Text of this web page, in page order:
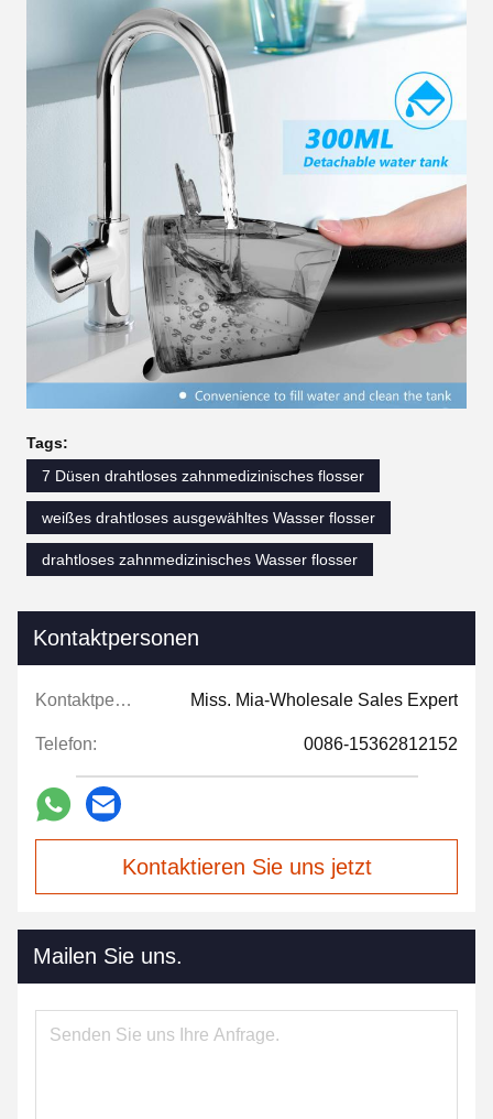
Tags:
7 Düsen drahtloses zahnmedizinisches flosser
weißes drahtloses ausgewähltes Wasser flosser
drahtloses zahnmedizinisches Wasser flosser
Kontaktpersonen
Kontaktpersonen: Miss. Mia-Wholesale Sales Expert
Telefon: 0086-15362812152
Kontaktieren Sie uns jetzt
Mailen Sie uns.